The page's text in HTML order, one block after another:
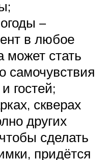
–
в любое
может стать
самочувствия
гостей;
скверах
других
сделать
придётся